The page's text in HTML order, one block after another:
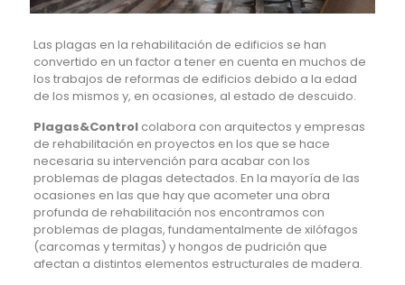
Las plagas en la rehabilitación de edificios se han
convertido en un factor a tener en cuenta en muchos de
los trabajos de reformas de edificios debido a la edad
de los mismos y, en ocasiones, al estado de descuido.
Plagas&Controlcolabora con arquitectos y empresas
de rehabilitación en proyectos en los que se hace
necesaria su intervención para acabar con los
problemas de plagas detectados. En la mayoría de las
ocasiones en las que hay que acometer una obra
profunda de rehabilitación nos encontramos con
problemas de plagas, fundamentalmente de xilófagos
(carcomas y termitas) y hongos de pudrición que
afectan a distintos elementos estructurales de madera.